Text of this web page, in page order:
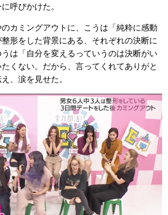
呼びかけた。
カミングアウトに、こうは「純粋に感動
形をした背景にある、それぞれの決断に
は「自分を変えるっていうのは決断がい
くない。だから、言ってくれてありがと
、涙を見せた。